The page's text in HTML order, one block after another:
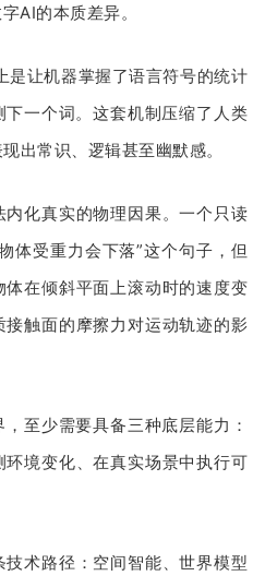
AI的本质差异。
是让机器掌握了语言符号的统计
一个词。这套机制压缩了人类
出常识、逻辑甚至幽默感。
化真实的物理因果。一个只读
体受重力会下落”这个句子，但
在倾斜平面上滚动时的速度变
触面的摩擦力对运动轨迹的影
至少需要具备三种底层能力：
境变化、在真实场景中执行可
术路径：空间智能、世界模型